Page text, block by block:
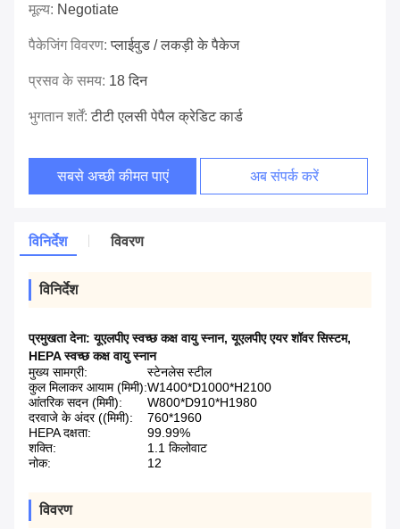
मूल्य: Negotiate
पैकेजिंग विवरण:प्लाईवुड / लकड़ी के पैकेज
प्रसव के समय: 18 दिन
भुगतान शर्तें:टीटी एलसी पेपैल क्रेडिट कार्ड
सबसे अच्छी कीमत पाएं अब संपर्क करें
विनिर्देश विवरण
विनिर्देश
प्रमुखता देना:यूएलपीए स्वच्छ कक्ष वायु स्नान,यूएलपीए एयर शॉवर सिस्टम,
HEPA स्वच्छ कक्ष वायु स्नान
मुख्य सामग्री:
स्टेनलेस स्टील
कुल मिलाकर आयाम (मिमी):W1400*D1000*H2100
आंतरिक सदन (मिमी):
W800*D910*H1980
दरवाजे के अंदर ((मिमी):
760*1960
HEPA दक्षता:
99.99%
शक्ति:
1.1 किलोवाट
नोक:
12
विवरण